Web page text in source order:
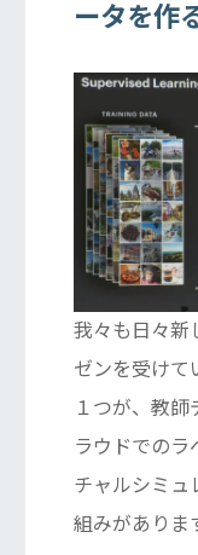
ータを作
我々も日々新
ゼンを受けて
１つが、教師
ラウドでのラ
チャルシミュ
組みがありま